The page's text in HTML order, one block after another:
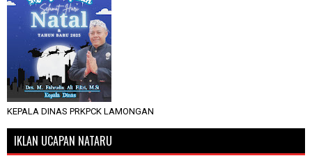
KEPALA DINAS PRKPCK LAMONGAN
IKLAN UCAPAN NATARU